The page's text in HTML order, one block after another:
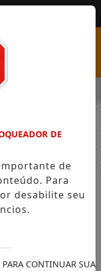
QUE CHEGAM A
DE
de
Para
desabilite seu
CONTINUAR SUA